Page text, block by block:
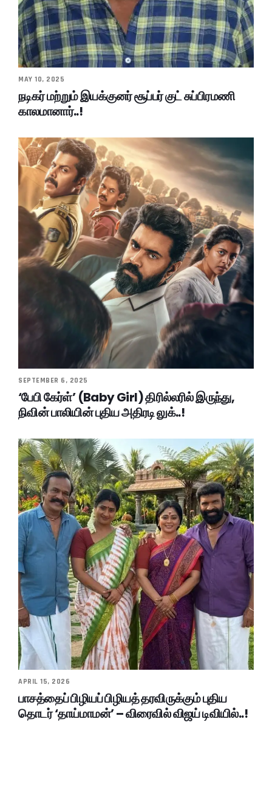
MAY 10, 2025
நடிகர் மற்றும் இயக்குனர் சூப்பர் குட் சுப்பிரமணி
காலமானார்..!
SEPTEMBER 6, 2025
‘பேபி கேர்ள்’ (Baby Girl) திரில்லரில் இருந்து,
நிவின் பாலியின் புதிய அதிரடி லுக்..!
APRIL 15, 2026
பாசத்தைப் பிழியப் பிழியத் தரவிருக்கும் புதிய
தொடர் ‘தாய்மாமன்’ – விரைவில் விஜய் டிவியில்..!